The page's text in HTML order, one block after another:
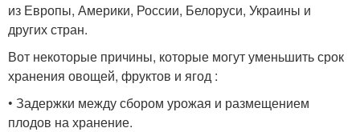
из Европы, Америки, России, Белоруси, Украины и
других стран.
Вот некоторые причины, которые могут уменьшить срок
хранения овощей, фруктов и ягод :
• Задержки между сбором урожая и размещением
плодов на хранение.